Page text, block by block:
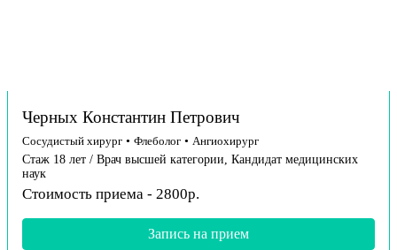
Черных Константин Петрович
Сосудистый хирург • Флеболог • Ангиохирург
Стаж 18 лет / Врач высшей категории, Кандидат медицинских
наук
Стоимость приема - 2800р.
Запись на прием